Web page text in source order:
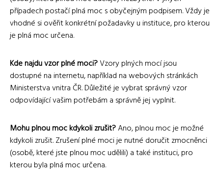
případech postačí plná moc s obyčejným podpisem. Vždy je
vhodné si ověřit konkrétní požadavky u instituce, pro kterou
je plná moc určena.
Kde najdu vzor plné moci?Vzory plných mocí jsou
dostupné na internetu, například na webových stránkách
Ministerstva vnitra ČR. Důležité je vybrat správný vzor
odpovídající vašim potřebám a správně jej vyplnit.
Mohu plnou moc kdykoli zrušit?Ano, plnou moc je možné
kdykoli zrušit. Zrušení plné moci je nutné doručit zmocněnci
(osobě, které jste plnou moc udělili) a také instituci, pro
kterou byla plná moc určena.